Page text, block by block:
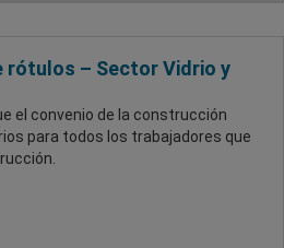
rótulos – Sector Vidrio y
el convenio de la construcción
para todos los trabajadores que